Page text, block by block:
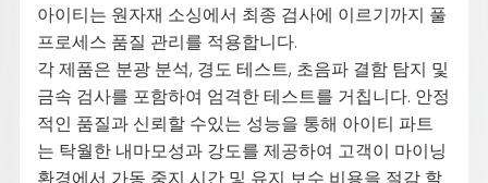
아이티는 원자재 소싱에서 최종 검사에 이르기까지 풀
프로세스 품질 관리를 적용합니다.
각 제품은 분광 분석, 경도 테스트, 초음파 결함 탐지 및
금속 검사를 포함하여 엄격한 테스트를 거칩니다. 안정
적인 품질과 신뢰할 수있는 성능을 통해 아이티 파트
는 탁월한 내마모성과 강도를 제공하여 고객이 마이닝